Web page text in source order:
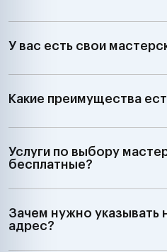
У вас есть свои
Какие преимущества
Услуги по выбору
бесплатные?
Зачем нужно указывать
адрес?